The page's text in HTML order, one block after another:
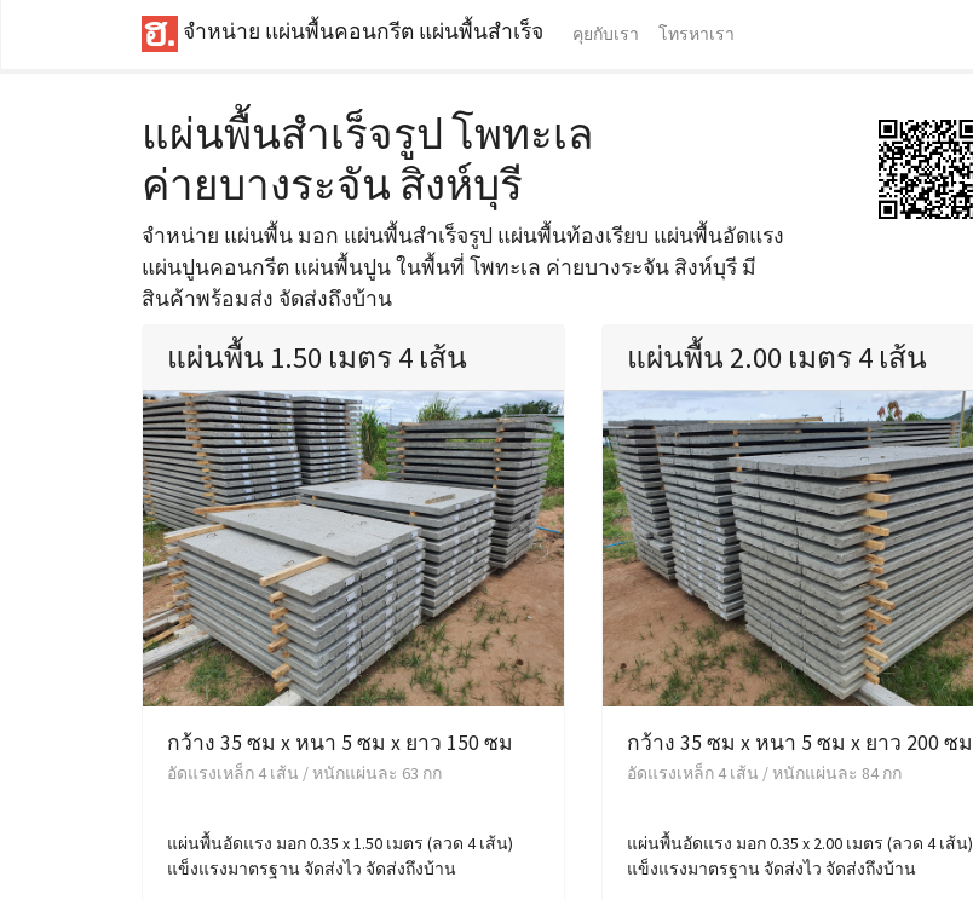
จำหน่าย แผ่นพื้นคอนกรีต แผ่นพื้นสำเร็จ คุยกับเรา โทรหาเรา
แผ่นพื้นสำเร็จรูป โพทะเล
ค่ายบางระจัน สิงห์บุรี
จำหน่าย แผ่นพื้น มอก แผ่นพื้นสำเร็จรูป แผ่นพื้นท้องเรียบ แผ่นพื้นอัดแรง
แผ่นปูนคอนกรีต แผ่นพื้นปูน ในพื้นที่ โพทะเล ค่ายบางระจัน สิงห์บุรี มี
สินค้าพร้อมส่ง จัดส่งถึงบ้าน
แผ่นพื้น 1.50 เมตร 4 เส้น
กว้าง 35 ซม x หนา 5 ซม x ยาว 150 ซม
อัดแรงเหล็ก 4 เส้น / หนักแผ่นละ 63 กก
แผ่นพื้นอัดแรง มอก 0.35 x 1.50 เมตร (ลวด 4 เส้น)
แข็งแรงมาตรฐาน จัดส่งไว จัดส่งถึงบ้าน
แผ่นพื้น 2.00 เมตร 4 เส้น
กว้าง 35 ซม x หนา 5 ซม x ยาว 200 ซม
อัดแรงเหล็ก 4 เส้น / หนักแผ่นละ 84 กก
แผ่นพื้นอัดแรง มอก 0.35 x 2.00 เมตร (ลวด 4 เส้น)
แข็งแรงมาตรฐาน จัดส่งไว จัดส่งถึงบ้าน